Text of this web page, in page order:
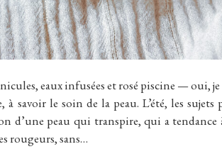
eaux infusées et rosé piscine — oui, je
savoir le soin de la peau. L’été, les sujets
d’une peau qui transpire, qui a
rougeurs, sans…